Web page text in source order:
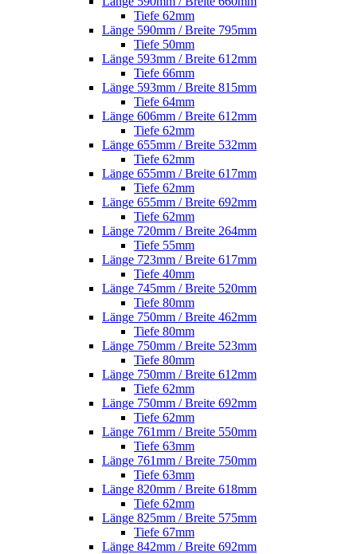
Tiefe 62mm
Länge 590mm / Breite 795mm
Tiefe 50mm
Länge 593mm / Breite 612mm
Tiefe 66mm
Länge 593mm / Breite 815mm
Tiefe 64mm
Länge 606mm / Breite 612mm
Tiefe 62mm
Länge 655mm / Breite 532mm
Tiefe 62mm
Länge 655mm / Breite 617mm
Tiefe 62mm
Länge 655mm / Breite 692mm
Tiefe 62mm
Länge 720mm / Breite 264mm
Tiefe 55mm
Länge 723mm / Breite 617mm
Tiefe 40mm
Länge 745mm / Breite 520mm
Tiefe 80mm
Länge 750mm / Breite 462mm
Tiefe 80mm
Länge 750mm / Breite 523mm
Tiefe 80mm
Länge 750mm / Breite 612mm
Tiefe 62mm
Länge 750mm / Breite 692mm
Tiefe 62mm
Länge 761mm / Breite 550mm
Tiefe 63mm
Länge 761mm / Breite 750mm
Tiefe 63mm
Länge 820mm / Breite 618mm
Tiefe 62mm
Länge 825mm / Breite 575mm
Tiefe 67mm
Länge 842mm / Breite 692mm